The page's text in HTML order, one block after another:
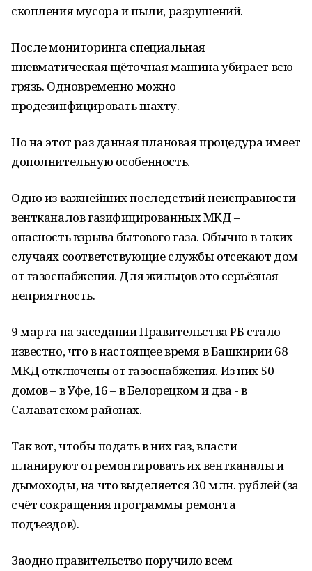
скопления мусора и пыли, разрушений.
После мониторинга специальная
пневматическая щёточная машина убирает всю
грязь. Одновременно можно
продезинфицировать шахту.
Но на этот раз данная плановая процедура имеет
дополнительную особенность.
Одно из важнейших последствий неисправности
вентканалов газифицированных МКД –
опасность взрыва бытового газа. Обычно в таких
случаях соответствующие службы отсекают дом
от газоснабжения. Для жильцов это серьёзная
неприятность.
9 марта на заседании Правительства РБ стало
известно, что в настоящее время в Башкирии 68
МКД отключены от газоснабжения. Из них 50
домов – в Уфе, 16 – в Белорецком и два - в
Салаватском районах.
Так вот, чтобы подать в них газ, власти
планируют отремонтировать их вентканалы и
дымоходы, на что выделяется 30 млн. рублей (за
счёт сокращения программы ремонта
подъездов).
Заодно правительство поручило всем